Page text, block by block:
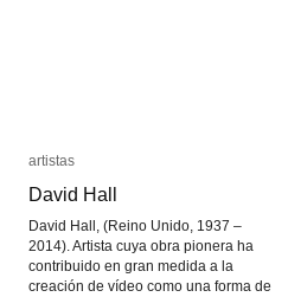
artistas
David Hall
David Hall, (Reino Unido, 1937 –
2014). Artista cuya obra pionera ha
contribuido en gran medida a la
creación de vídeo como una forma de
artistas
David Hall